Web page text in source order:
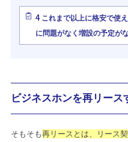
4これまで以上に格安で使
に問題がなく増設の予定が
ビジネスホンを再リース
そもそも再リースとは、リース